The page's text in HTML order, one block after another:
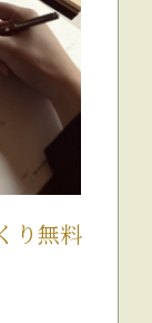
り無料